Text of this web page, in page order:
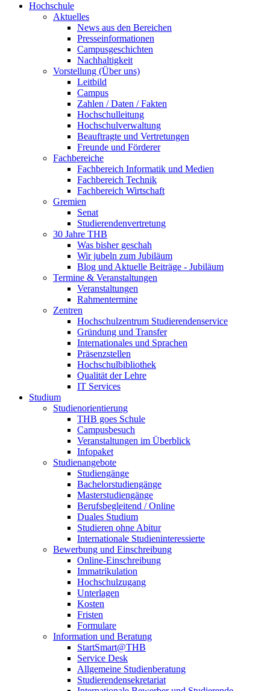
Hochschule
Aktuelles
News aus den Bereichen
Presseinformationen
Campusgeschichten
Nachhaltigkeit
Vorstellung (Über uns)
Leitbild
Campus
Zahlen / Daten / Fakten
Hochschulleitung
Hochschulverwaltung
Beauftragte und Vertretungen
Freunde und Förderer
Fachbereiche
Fachbereich Informatik und Medien
Fachbereich Technik
Fachbereich Wirtschaft
Gremien
Senat
Studierendenvertretung
30 Jahre THB
Was bisher geschah
Wir jubeln zum Jubiläum
Blog und Aktuelle Beiträge - Jubiläum
Termine & Veranstaltungen
Veranstaltungen
Rahmentermine
Zentren
Hochschulzentrum Studierendenservice
Gründung und Transfer
Internationales und Sprachen
Präsenzstellen
Hochschulbibliothek
Qualität der Lehre
IT Services
Studium
Studienorientierung
THB goes Schule
Campusbesuch
Veranstaltungen im Überblick
Infopaket
Studienangebote
Studiengänge
Bachelorstudiengänge
Masterstudiengänge
Berufsbegleitend / Online
Duales Studium
Studieren ohne Abitur
Internationale Studieninteressierte
Bewerbung und Einschreibung
Online-Einschreibung
Immatrikulation
Hochschulzugang
Unterlagen
Kosten
Fristen
Formulare
Information und Beratung
StartSmart@THB
Service Desk
Allgemeine Studienberatung
Studierendensekretariat